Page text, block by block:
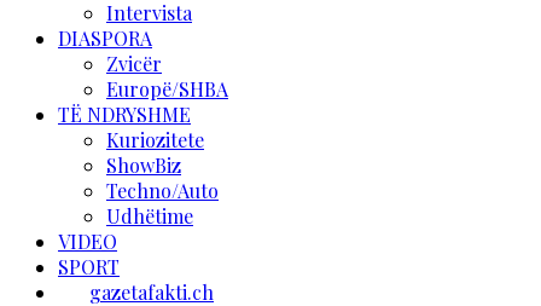
Intervista
DIASPORA
Zvicër
Europë/SHBA
TË NDRYSHME
Kuriozitete
ShowBiz
Techno/Auto
Udhëtime
VIDEO
SPORT
gazetafakti.ch